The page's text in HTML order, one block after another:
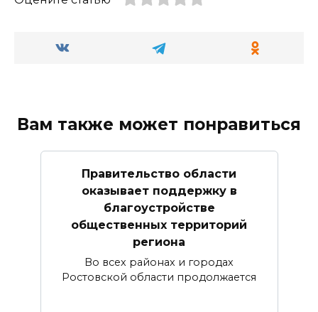
Вам также может понравиться
Правительство области
оказывает поддержку в
благоустройстве
общественных территорий
региона
Во всех районах и городах
Ростовской области продолжается